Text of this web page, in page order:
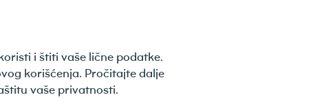
i štiti vaše lične podatke.
korišćenja. Pročitajte dalje
vaše privatnosti.